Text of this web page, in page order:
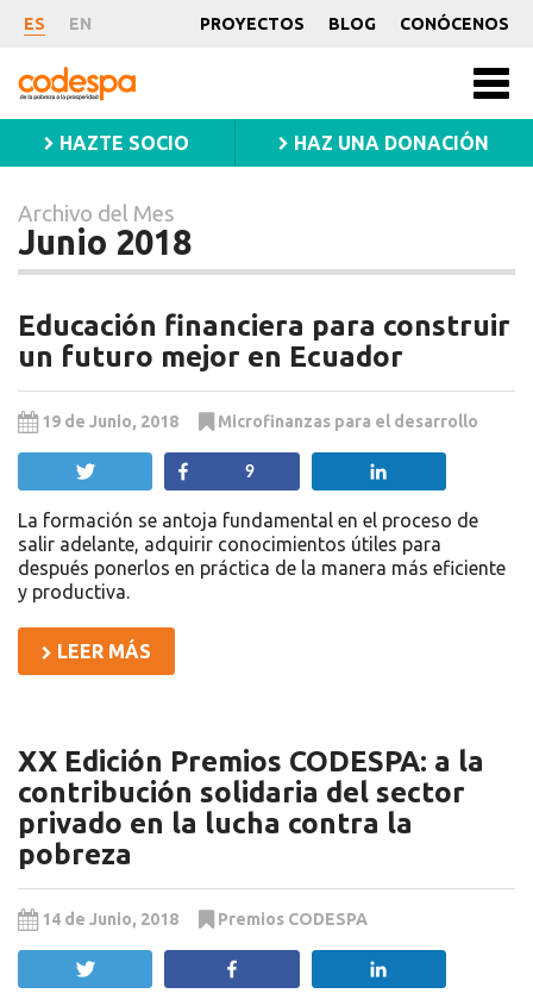
Archivo
Mes
Junio
2018
ES EN PROYECTOS BLOG CONÓCENOS
CODESPA
HAZTE SOCIO HAZ UNA DONACIÓN
Archivo del Mes
Junio 2018
Educación financiera para construir
un futuro mejor en Ecuador
19 de Junio, 2018 Microfinanzas para el desarrollo
Compartir
9
La formación se antoja fundamental en el proceso de
salir adelante, adquirir conocimientos útiles para
después ponerlos en práctica de la manera más eficiente
y productiva.
LEER MÁS
XX Edición Premios CODESPA: a la
contribución solidaria del sector
privado en la lucha contra la
pobreza
14 de Junio, 2018 Premios CODESPA